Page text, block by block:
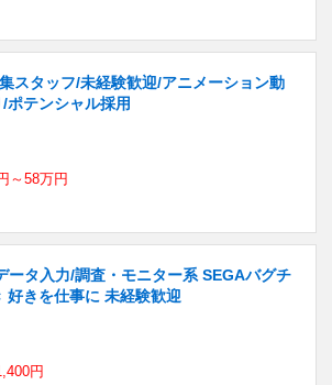
スタッフ/未経験歓迎/アニメーション動
ポテンシャル採用
～58万円
ータ入力/調査・モニター系 SEGAバグチ
好きを仕事に 未経験歓迎
円